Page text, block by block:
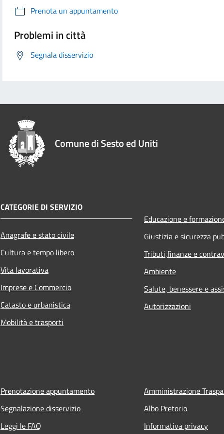
Prenota un appuntamento
Problemi in città
Segnala disservizio
Comune di Sesto ed Uniti
CATEGORIE DI SERVIZIO
Anagrafe e stato civile
Cultura e tempo libero
Vita lavorativa
Imprese e Commercio
Catasto e urbanistica
Mobilità e trasporti
Educazione e
Giustizia e sicurezza
Tributi,finanze e
Ambiente
Salute, benessere e
Autorizzazioni
Prenotazione appuntamento
Segnalazione disservizio
Leggi le FAQ
Amministrazione
Albo Pretorio
Informativa privacy